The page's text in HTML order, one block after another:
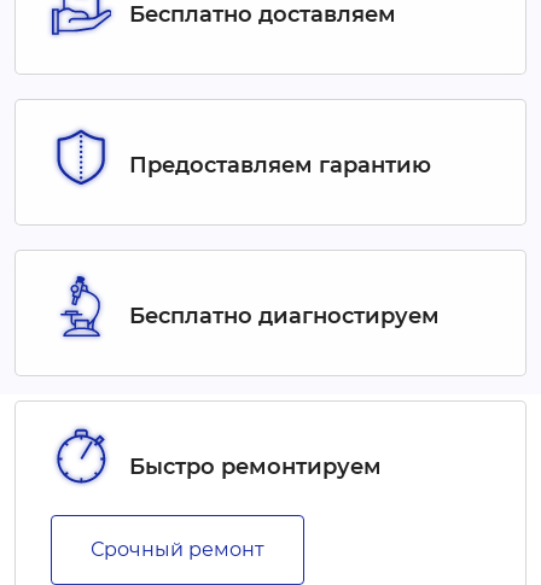
Бесплатно доставляем
Предоставляем гарантию
Бесплатно диагностируем
Быстро ремонтируем
Срочный ремонт